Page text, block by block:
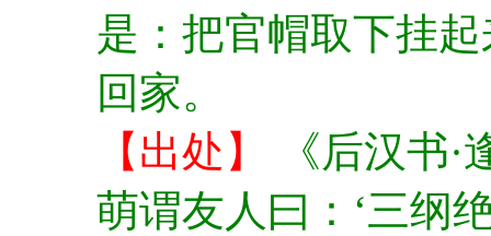
是：把官帽取下挂
回家。
【出处】
《后汉书
萌谓友人曰：‘三纲